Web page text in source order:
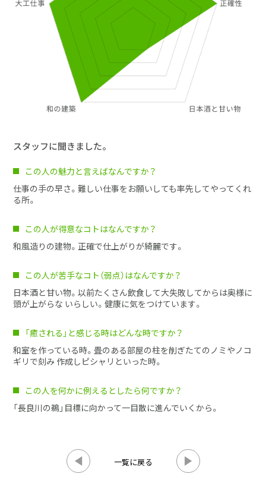
スタッフに聞きました。
この人の魅力と言えばなんですか？
仕事の手の早さ。難しい仕事をお願いしても率先してやってくれ
る所。
この人が得意なコトはなんですか？
和風造りの建物。正確で仕上がりが綺麗です。
この人が苦手なコト（弱点）はなんですか？
日本酒と甘い物。以前たくさん飲食して大失敗してからは奥様に
頭が上がらな いらしい。健康に気をつけています。
「癒される」と感じる時はどんな時ですか？
和室を作っている時。畳のある部屋の柱を削ぎたてのノミやノコ
ギリで刻み 作成しピシャリといった時。
この人を何かに例えるとしたら何ですか？
「長良川の鵜」目標に向かって一目散に進んでいくから。
一覧に戻る